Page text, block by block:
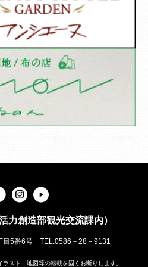
力創造部観光交流課内）
目5番6号 TEL:0586－28－9131
スト・地図等の転載を固くお断りします。